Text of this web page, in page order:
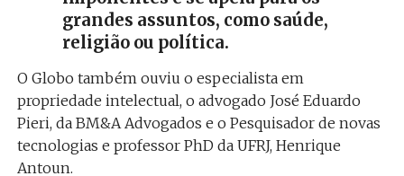
grandes assuntos, como saúde,
religião ou política.
O Globo também ouviu o especialista em
propriedade intelectual, o advogado José Eduardo
Pieri, da BM&A Advogados e o Pesquisador de novas
tecnologias e professor PhD da UFRJ, Henrique
Antoun.